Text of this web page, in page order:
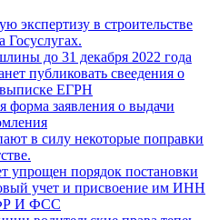
экспертизу в строительстве
Госуслугах.
до 31 декабря 2022 года
публиковать свеедения о
выписке ЕГРН
форма заявления о выдачи
в силу некоторые поправки
упрощен порядок постановки
учет и присвоение им ИНН
И ФСС